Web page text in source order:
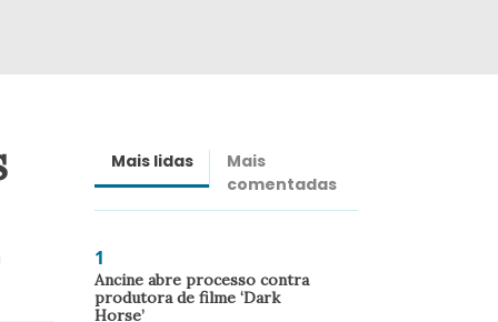
Mais lidas
Mais
comentadas
1
Ancine abre processo contra
produtora de filme ‘Dark
Horse’